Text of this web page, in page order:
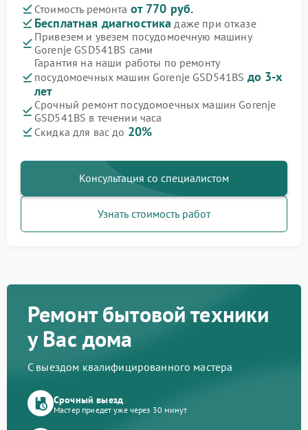
Стоимость ремонта от 770 руб.
Бесплатная диагностика даже при отказе
Привезем и увезем посудомоечную машину
Gorenje GSD541BS сами
Гарантия на наши работы по ремонту
посудомоечных машин Gorenje GSD541BS до 3-х
лет
Срочный ремонт посудомоечных машин Gorenje
GSD541BS в течении часа
Скидка для вас до 20%
Консультация со специалистом
Узнать стоимость работ
Ремонт бытовой техники
у Вас дома
С выездом квалифицированного мастера
Срочный выезд
Мастер приедет уже через 30 минут